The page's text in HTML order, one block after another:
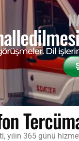
Dil
yılın 365 günü